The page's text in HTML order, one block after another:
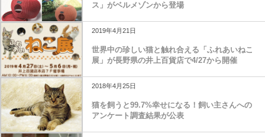
ス」がベルメゾンから登場
2019年4月21日
世界中の珍しい猫と触れ合える「ふれあいねこ
展」が長野県の井上百貨店で4/27から開催
2018年4月25日
猫を飼うと99.7%幸せになる！飼い主さんへの
アンケート調査結果が公表